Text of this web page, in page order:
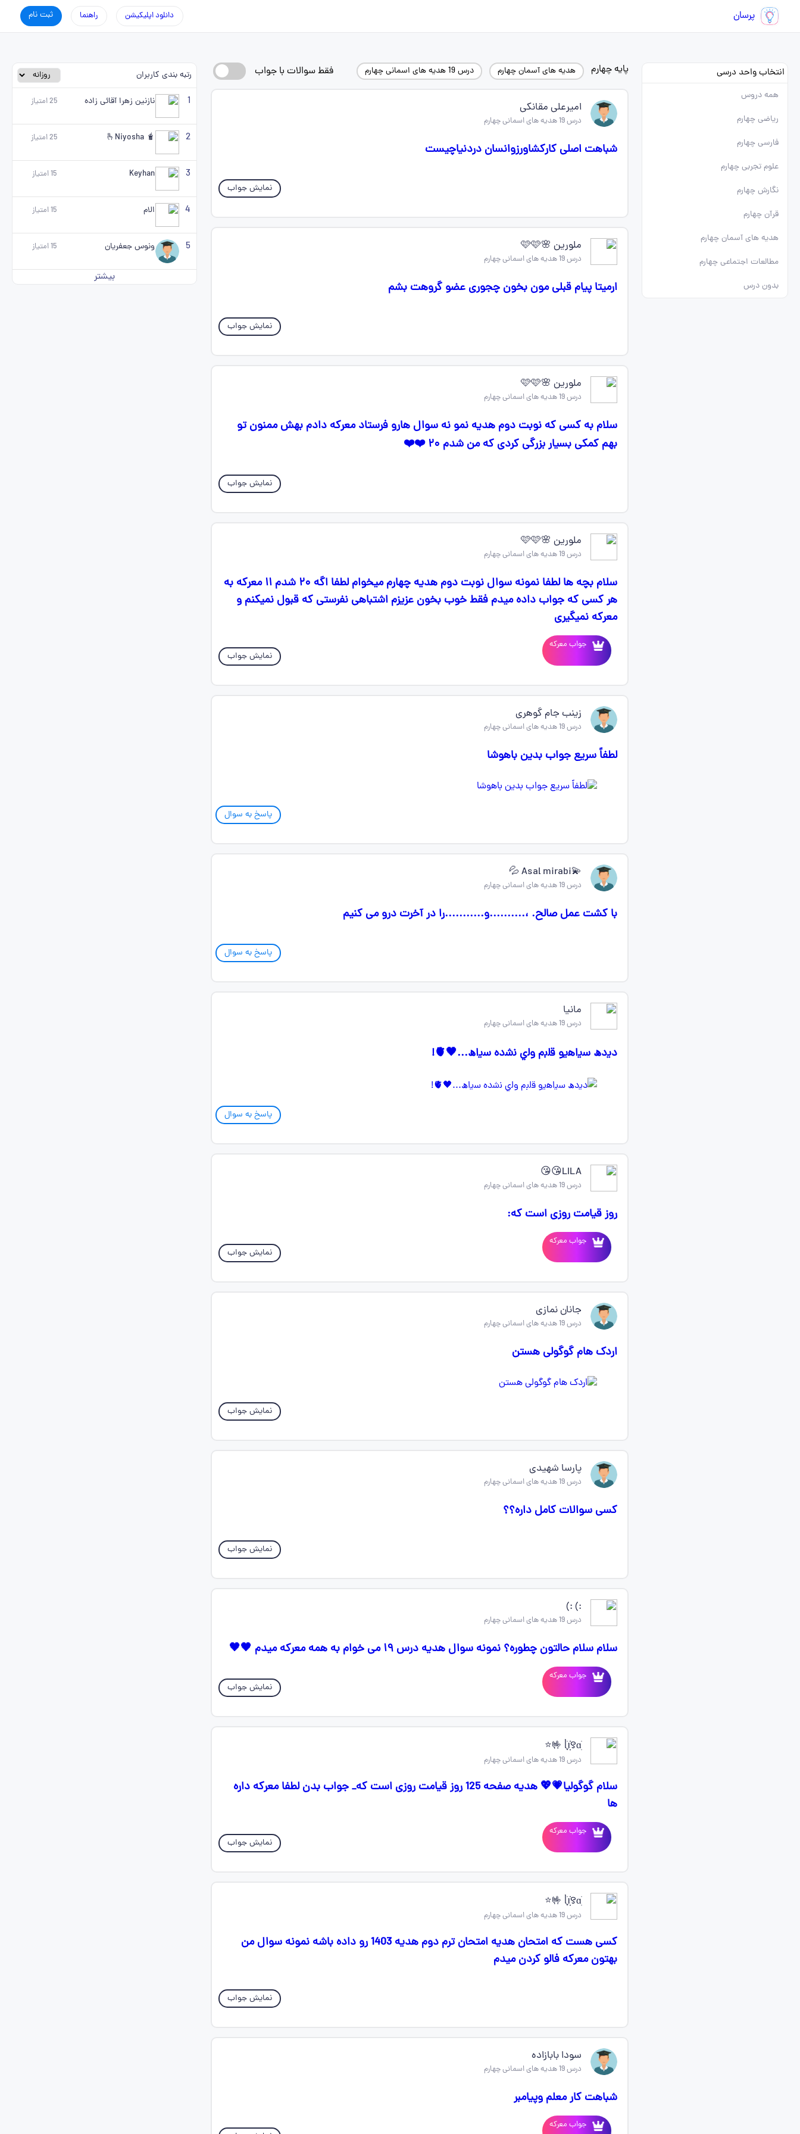
پرسان ثبت نام راهنما دانلود اپلیکیشن
انتخاب واحد درسی
همه دروس
ریاضی چهارم
فارسی چهارم
علوم تجربی چهارم
نگارش چهارم
قرآن چهارم
هدیه های آسمان چهارم
مطالعات اجتماعی چهارم
بدون درس
پایه چهارم هدیه های آسمان چهارم درس 19 هدیه های اسمانی چهارم فقط سوالات با جواب
امیرعلی مقانکی
درس 19 هدیه های اسمانی چهارم
شباهت اصلی کارکشاورزوانسان دردنیاچیست
نمایش جواب
ملورین 🌸🩷🩷
درس 19 هدیه های اسمانی چهارم
ارمیتا پیام قبلی مون بخون چجوری عضو گروهت بشم
نمایش جواب
ملورین 🌸🩷🩷
درس 19 هدیه های اسمانی چهارم
سلام به کسی که نوبت دوم هدیه نمو نه سوال هارو فرستاد معرکه دادم بهش ممنون تو
بهم کمکی بسیار بزرگی کردی که من شدم ۲۰ ❤️❤️
نمایش جواب
ملورین 🌸🩷🩷
درس 19 هدیه های اسمانی چهارم
سلام بچه ها لطفا نمونه سوال نوبت دوم هدیه چهارم میخوام لطفا اگه ۲۰ شدم ۱۱ معرکه به
هر کسی که جواب داده میدم فقط خوب بخون عزیزم اشتباهی نفرستی که قبول نمیکنم و
معرکه نمیگیری
جواب معرکه
نمایش جواب
زینب جام گوهری
درس 19 هدیه های اسمانی چهارم
لطفاً سریع جواب بدین باهوشا
پاسخ به سوال
💫Asal mirabi 💦
درس 19 هدیه های اسمانی چهارم
با کشت عمل صالح. ،..........و...........را در آخرت درو می کنیم
پاسخ به سوال
مانیا
درس 19 هدیه های اسمانی چهارم
دی‍‌دھ س‍‌ی‍‌اه‍‌ی‍‌و ق‍‌ل‍‌ب‍‌م ول‍‌ي ن‍‌ش‍‌ده س‍‌ی‍‌اھ...🖤🫀!
پاسخ به سوال
LILA😘😘
درس 19 هدیه های اسمانی چهارم
روز قیامت روزی است که:
جواب معرکه
نمایش جواب
جانان نمازی
درس 19 هدیه های اسمانی چهارم
اردک هام گوگولی هستن
نمایش جواب
پارسا شهیدی
درس 19 هدیه های اسمانی چهارم
کسی سوالات کامل داره؟؟
نمایش جواب
:) :)
درس 19 هدیه های اسمانی چهارم
سلام سلام حالتون چطوره؟ نمونه سوال هدیه درس ۱۹ می خوام به همه معرکه میدم 🖤🖤
جواب معرکه
نمایش جواب
ᥣׁׅ֪ꪱׁׁׁׅׅׅׅ꯱ɑׁׅ 🤟⭐
درس 19 هدیه های اسمانی چهارم
سلام گوگولیا💗💖 هدیه صفحه 125 روز قیامت روزی است که_ جواب بدن لطفا معرکه داره
ها
جواب معرکه
نمایش جواب
ᥣׁׅ֪ꪱׁׁׁׅׅׅׅ꯱ɑׁׅ 🤟⭐
درس 19 هدیه های اسمانی چهارم
کسی هست که امتحان هدیه امتحان ترم دوم هدیه 1403 رو داده باشه نمونه سوال من
بهتون معرکه فالو کردن میدم
نمایش جواب
سودا بابازاده
درس 19 هدیه های اسمانی چهارم
شباهت کار معلم وپیامبر
جواب معرکه
رتبه بندی کاربران
1 نازنين زهرا آقائی زاده 25امتیاز
2
🫰Niyosha 🧋
25امتیاز
3
Keyhan
15امتیاز
4 الام 15امتیاز
5 ونوس جعفریان 15امتیاز
بیشتر